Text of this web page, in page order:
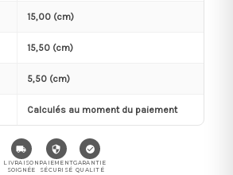
15,00 (cm)
15,50 (cm)
5,50 (cm)
Calculés au moment du paiement
LIVRAISON
SOIGNÉE
PAIEMENT
SÉCURISÉ
GARANTIE
QUALITÉ